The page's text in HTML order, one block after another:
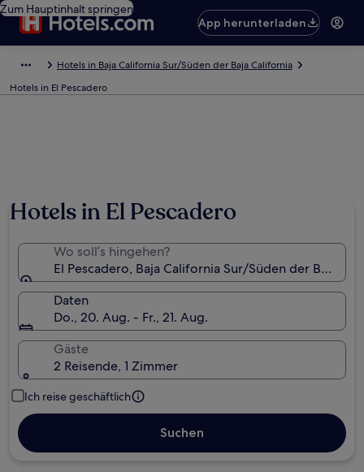
Zum Hauptinhalt springen
App herunterladen
Hotels in Baja California Sur/Süden der Baja California
Hotels in El Pescadero
Hotels in El Pescadero
Wo soll’s hingehen?
El Pescadero, Baja California Sur/Süden der Baja
Daten
Do., 20. Aug. - Fr., 21. Aug.
Gäste
2 Reisende, 1 Zimmer
Ich reise geschäftlich
Suchen